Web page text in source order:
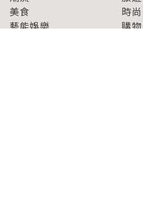
美食
時尚
藝能娛樂
購物